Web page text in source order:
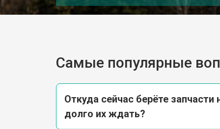
Самые популярные
Откуда сейчас берёте запчасти
долго их ждать?